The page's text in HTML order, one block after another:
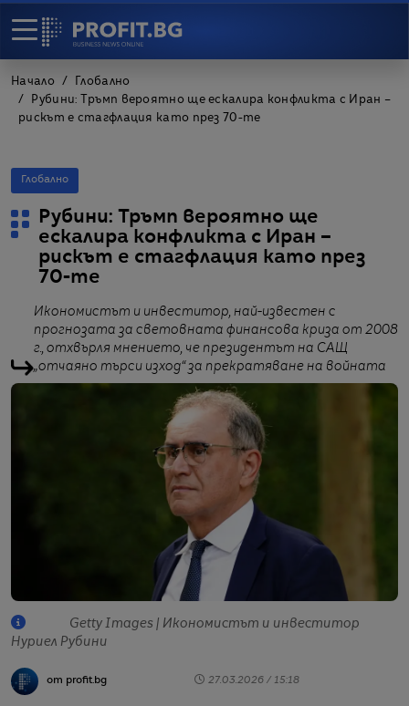
Начало
Глобално
Рубини: Тръмп вероятно ще ескалира конфликта с Иран –
рискът е стагфлация като през 70-те
Глобално
Рубини: Тръмп вероятно ще
ескалира конфликта с Иран –
рискът е стагфлация като през
70-те
Икономистът и инвеститор, най-известен с
прогнозата за световната финансова криза от 2008
г., отхвърля мнението, че президентът на САЩ
„отчаяно търси изход“ за прекратяване на войната
Getty Images | Икономистът и инвеститор
Нуриел Рубини
от profit.bg 27.03.2026 / 15:18